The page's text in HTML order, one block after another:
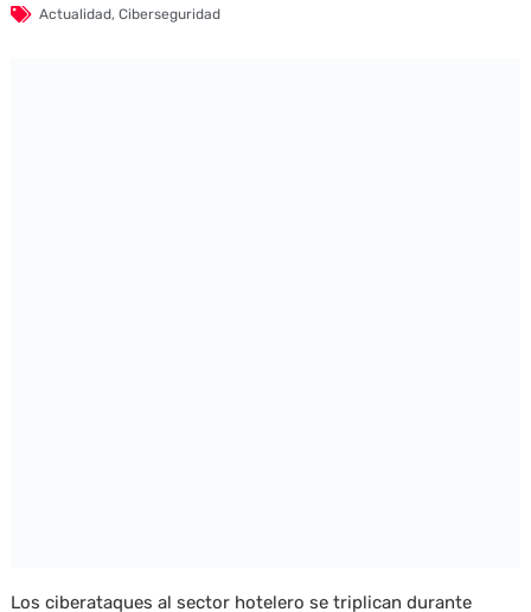
Actualidad, Ciberseguridad
Los ciberataques al sector hotelero se triplican durante